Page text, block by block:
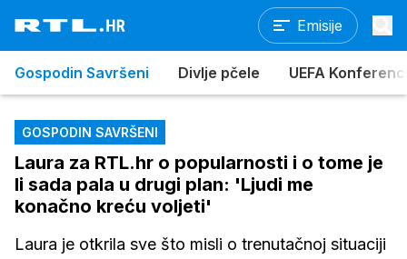
Emisije
Gospodin Savršeni Divlje pčele UEFA
GOSPODIN SAVRŠENI
Laura za RTL.hr o popularnosti i o tome je
li sada pala u drugi plan: 'Ljudi me
konačno kreću voljeti'
Laura je otkrila sve što misli o trenutačnoj situaciji